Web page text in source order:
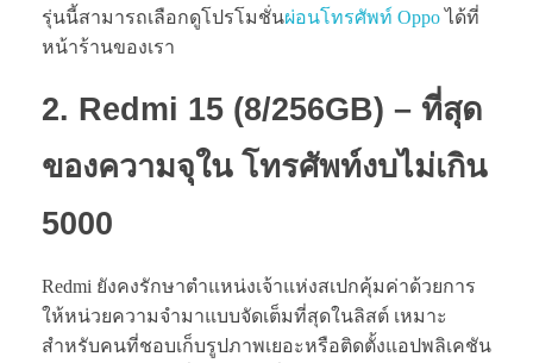
รุ่นนี้สามารถเลือกดูโปรโมชั่นผ่อนโทรศัพท์ Oppoได้ที่
หน้าร้านของเรา
2. Redmi 15 (8/256GB) – ที่สุด
ของความจุใน โทรศัพท์งบไม่เกิน
5000
Redmi ยังคงรักษาตำแหน่งเจ้าแห่งสเปกคุ้มค่าด้วยการ
ให้หน่วยความจำมาแบบจัดเต็มที่สุดในลิสต์ เหมาะ
สำหรับคนที่ชอบเก็บรูปภาพเยอะหรือติดตั้งแอปพลิเคชัน